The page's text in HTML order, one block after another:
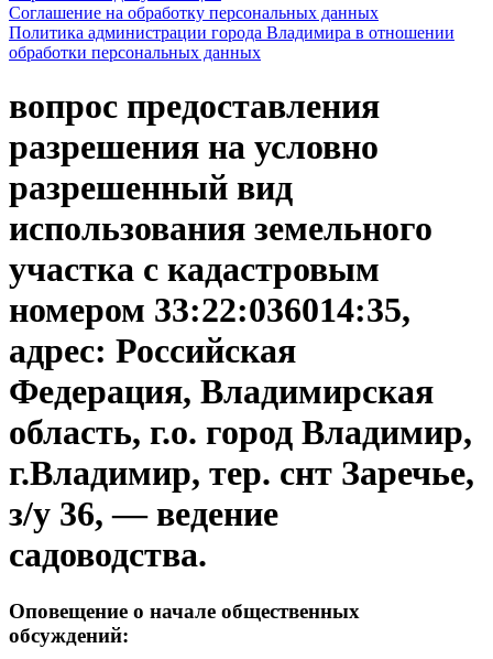
Соглашение на обработку персональных данных
Политика администрации города Владимира в отношении
обработки персональных данных
вопрос предоставления
разрешения на условно
разрешенный вид
использования земельного
участка с кадастровым
номером 33:22:036014:35,
адрес: Российская
Федерация, Владимирская
область, г.о. город Владимир,
г.Владимир, тер. снт Заречье,
з/у 36, — ведение
садоводства.
Оповещение о начале общественных
обсуждений: